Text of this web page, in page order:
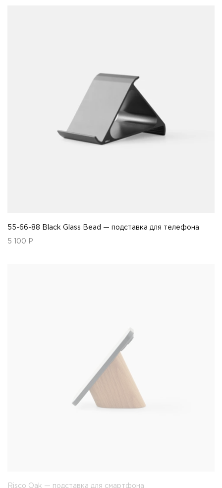
55-66-88 Black Glass Bead — подставка для телефона
5 100 Р
Risco Oak — подставка для смартфона